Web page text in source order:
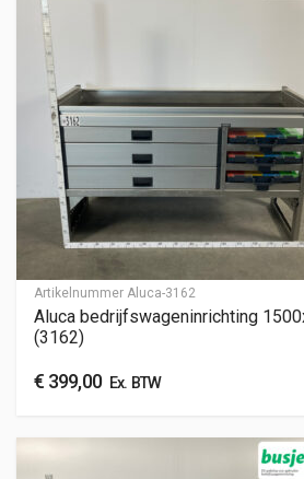
Artikelnummer Aluca-3162
Aluca bedrijfswageninrichting
(3162)
€ 399,00Ex. BTW